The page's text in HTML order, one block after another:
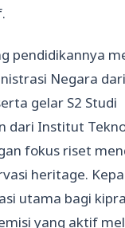
pendidikannya
Negara
gelar S2 Studi
dari Institut
fokus riset
heritage.
utama bagi
yang aktif